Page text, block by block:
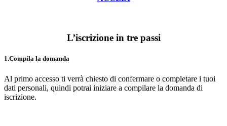
L’iscrizione in tre passi
1.Compila la domanda
Al primo accesso ti verrà chiesto di confermare o completare i tuoi
dati personali, quindi potrai iniziare a compilare la domanda di
iscrizione.